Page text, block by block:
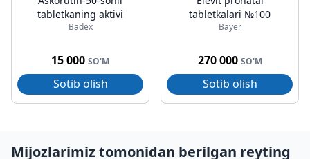
tabletkaning aktivi
Badex
15 000 SO'M
Sotib olish
tabletkalari №100
Bayer
270 000 SO'M
Sotib olish
Mijozlarimiz tomonidan berilgan reyting